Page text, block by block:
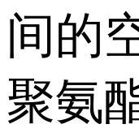
间的
聚氨